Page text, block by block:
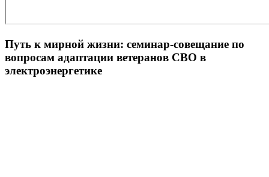
Путь к мирной жизни: семинар-совещание по
вопросам адаптации ветеранов СВО в
электроэнергетике